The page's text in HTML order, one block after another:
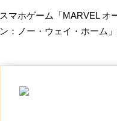
スマホゲーム「MARVEL オ
ン：ノー・ウェイ・ホーム